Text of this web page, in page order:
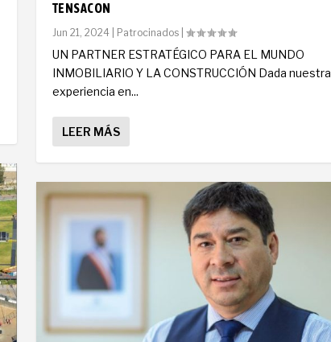
TENSACON
Jun 21, 2024| Patrocinados|
UN PARTNER ESTRATÉGICO PARA EL MUNDO
INMOBILIARIO Y LA CONSTRUCCIÓN Dada nuestra
experiencia en...
LEER MÁS